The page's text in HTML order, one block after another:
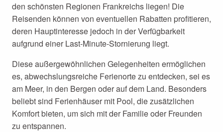
den schönsten Regionen Frankreichs liegen! Die
Reisenden können von eventuellen Rabatten profitieren,
deren Hauptinteresse jedoch in der Verfügbarkeit
aufgrund einer Last-Minute-Stornierung liegt.
Diese außergewöhnlichen Gelegenheiten ermöglichen
es, abwechslungsreiche Ferienorte zu entdecken, sei es
am Meer, in den Bergen oder auf dem Land. Besonders
beliebt sind Ferienhäuser mit Pool, die zusätzlichen
Komfort bieten, um sich mit der Familie oder Freunden
zu entspannen.